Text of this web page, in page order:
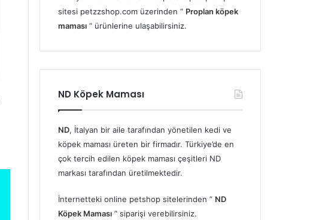
sitesi petzzshop.com üzerinden ” Proplan köpek
maması ” ürünlerine ulaşabilirsiniz.
ND Köpek Maması
ND, İtalyan bir aile tarafından yönetilen kedi ve
köpek maması üreten bir firmadır. Türkiye’de en
çok tercih edilen köpek maması çeşitleri ND
markası tarafından üretilmektedir.
İnternetteki online petshop sitelerinden ” ND
Köpek Maması ” siparişi verebilirsiniz.